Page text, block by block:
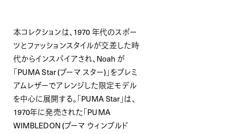
本コレクションは、1970 年代のスポー
ツとファッションスタイルが交差した時
代からインスパイアされ、Noah が
「PUMA Star (プーマ スター)」をプレミ
アムレザーでアレンジした限定モデル
を中心に展開する。「PUMA Star」は、
1970年に発売された「PUMA
WIMBLEDON (プーマ ウィンブルド